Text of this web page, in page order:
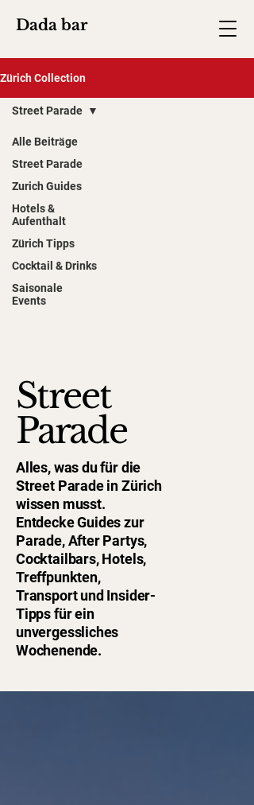
Dada bar
Zürich Collection
Alle Beiträge
Street Parade
Zurich Guides
Hotels &
Aufenthalt
Zürich Tipps
Cocktail & Drinks
Saisonale
Events
Street Parade
Street
Parade
Alles, was du für die
Street Parade in Zürich
wissen musst.
Entdecke Guides zur
Parade, After Partys,
Cocktailbars, Hotels,
Treffpunkten,
Transport und Insider-
Tipps für ein
unvergessliches
Wochenende.